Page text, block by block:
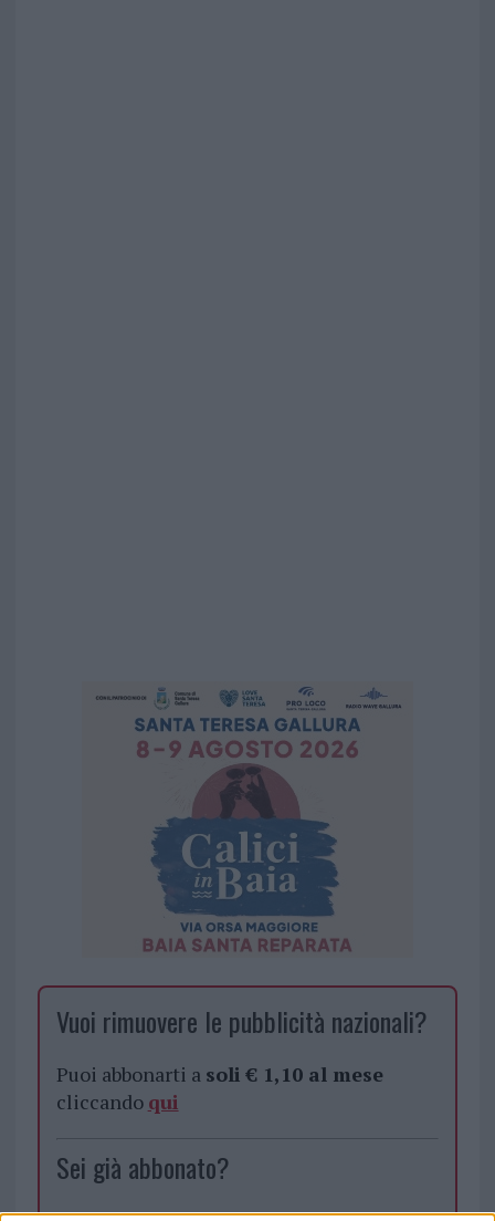
Vuoi rimuovere le pubblicità nazionali?
Puoi abbonarti a soli € 1,10 al mese
cliccando qui
Sei già abbonato?